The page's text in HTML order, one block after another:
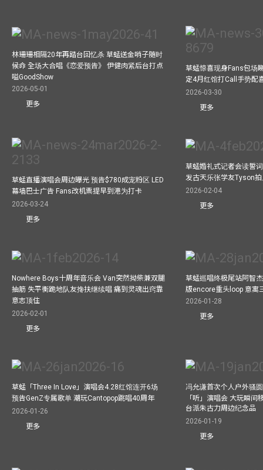
林珊珊相隔20年再踏台回忆杀 草蜢送金哨子随时
候命 全场大合唱《恋爱预告》 伊健肉紧后台打点
嗌GoodShow
2026-05-01
更多
草蜢惊喜现身Fans包场
定4月红馆打Call手势配
2026-03-30
更多
草蜢直播演唱会周边曝光 预告$780成宠粉区 LED
幕墙巴士广告 Fans改机票提早到港为打卡
2026-03-24
更多
草蜢婚礼式记者会读誓
发古天乐张学友Tyson
2026-02-04
更多
Nowhere Boys十周年音乐会 Van突然拗柴兼双腿
抽筋 失平衡跪地队友搀扶继续唱 痛到灵魂出窍靠
意志顶住
2026-02-01
更多
草蜢巡唱终极尾站阿智
版encore重头loop 意寓
2026-01-28
更多
草蜢「Three In Love」演唱会4.28红馆连开6场
预告GenZ专属歌单 潮玩Cantopop跳唱40周年
2026-01-26
更多
冯允谦首次个人户外骚
「听」演唱会 大玩瞬
台派朱古力周边纪念品
2026-01-19
更多